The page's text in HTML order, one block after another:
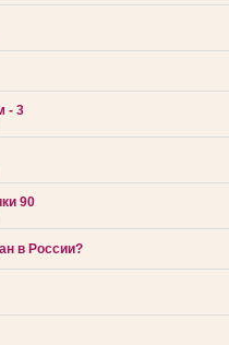
- 3
90
в России?